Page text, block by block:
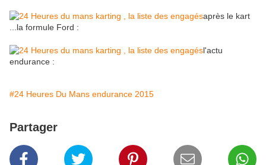
après le kart
...la formule Ford :
l'actu
endurance :
#24 Heures Du Mans endurance 2015
Partager